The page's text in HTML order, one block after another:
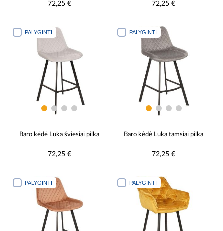
72,25 € 72,25 €
PALYGINTI
Baro kėdė Luka šviesiai pilka
72,25 €
PALYGINTI
Baro kėdė Luka tamsiai pilka
72,25 €
PALYGINTI PALYGINTI